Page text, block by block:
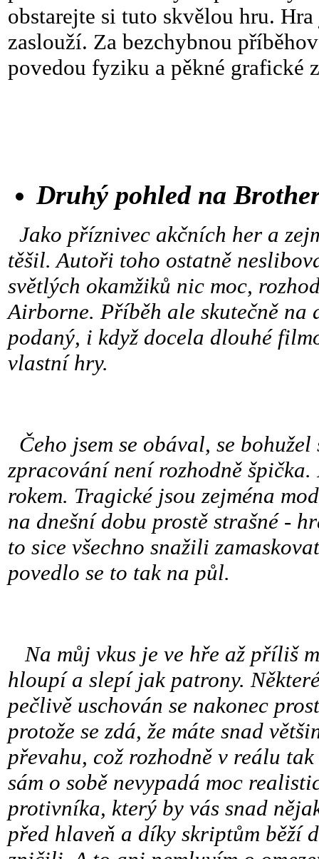
obstarejte si tuto skvělou hru.
zaslouží. Za bezchybnou
povedou fyziku a pěkné grafické
Druhý pohled na
Jako příznivec akčních her a
těšil. Autoři toho ostatně
světlých okamžiků nic moc,
Airborne. Příběh ale skutečně na
podaný, i když docela dlouhé
vlastní hry.
Čeho jsem se obával, se
zpracování není rozhodně
rokem. Tragické jsou zejména
na dnešní dobu prostě strašné -
to sice všechno snažili
povedlo se to tak na půl.
Na můj vkus je ve hře až příliš
hloupí a slepí jak patrony.
pečlivě uschován se nakonec
protože se zdá, že máte snad
převahu, což rozhodně v reálu
sám o sobě nevypadá moc
protivníka, který by vás snad
před hlaveň a díky skriptům běží